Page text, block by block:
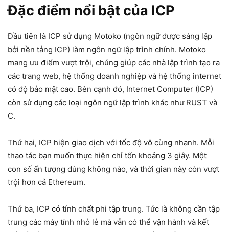
Đặc điểm nổi bật của ICP
Đầu tiên là ICP sử dụng Motoko (ngôn ngữ được sáng lập
bởi nền tảng ICP) làm ngôn ngữ lập trình chính. Motoko
mang ưu điểm vượt trội, chúng giúp các nhà lập trình tạo ra
các trang web, hệ thống doanh nghiệp và hệ thống internet
có độ bảo mật cao. Bên cạnh đó, Internet Computer (ICP)
còn sử dụng các loại ngôn ngữ lập trình khác như RUST và
C.
Thứ hai, ICP hiện giao dịch với tốc độ vô cùng nhanh. Mỗi
thao tác bạn muốn thực hiện chỉ tốn khoảng 3 giây. Một
con số ấn tượng đúng không nào, và thời gian này còn vượt
trội hơn cả Ethereum.
Thứ ba, ICP có tính chất phi tập trung. Tức là không cần tập
trung các máy tính nhỏ lẻ mà vẫn có thể vận hành và kết